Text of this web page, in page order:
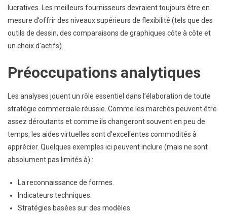
lucratives. Les meilleurs fournisseurs devraient toujours être en
mesure d’offrir des niveaux supérieurs de flexibilité (tels que des
outils de dessin, des comparaisons de graphiques côte à côte et
un choix d’actifs).
Préoccupations analytiques
Les analyses jouent un rôle essentiel dans l’élaboration de toute
stratégie commerciale réussie. Comme les marchés peuvent être
assez déroutants et comme ils changeront souvent en peu de
temps, les aides virtuelles sont d’excellentes commodités à
apprécier. Quelques exemples ici peuvent inclure (mais ne sont
absolument pas limités à) :
La reconnaissance de formes.
Indicateurs techniques.
Stratégies basées sur des modèles.